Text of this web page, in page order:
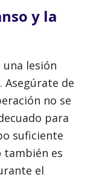
y la
una lesión
Asegúrate de
no se
para
suficiente
también es
el